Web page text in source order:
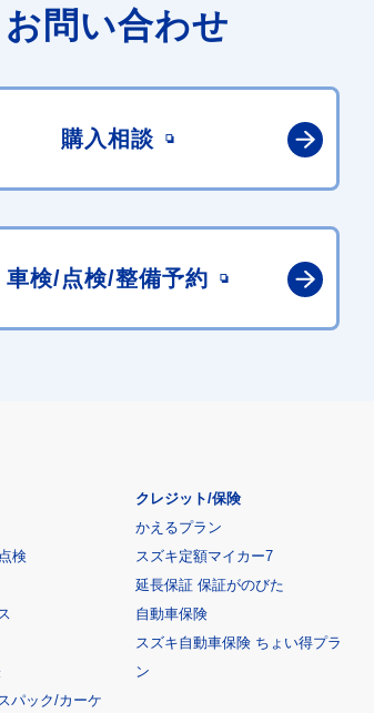
お問い合わせ
購入相談
車検/点検/整備予約
検
パック/カーケ
クレジット/保険
かえるプラン
スズキ定額マイカー7
延長保証 保証がのびた
自動車保険
スズキ自動車保険 ちょい得プラ
ン